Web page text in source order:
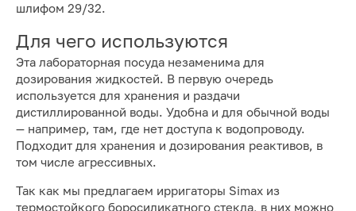
шлифом 29/32.
Для чего используются
Эта лабораторная посуда незаменима для
дозирования жидкостей. В первую очередь
используется для хранения и раздачи
дистиллированной воды. Удобна и для обычной воды
— например, там, где нет доступа к водопроводу.
Подходит для хранения и дозирования реактивов, в
том числе агрессивных.
Так как мы предлагаем ирригаторы Simax из
термостойкого боросиликатного стекла, в них можно